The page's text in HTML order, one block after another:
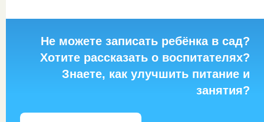
Не можете записать ребёнка в сад?
Хотите рассказать о воспитателях?
Знаете, как улучшить питание и
занятия?